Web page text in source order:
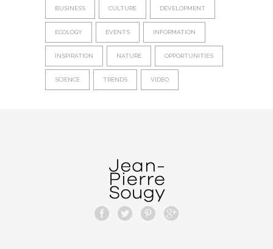
BUSINESS CULTURE DEVELOPMENT
ECOLOGY EVENTS INFORMATION
INSPIRATION NATURE OPPORTUNITIES
SCIENCE TRENDS VIDEO